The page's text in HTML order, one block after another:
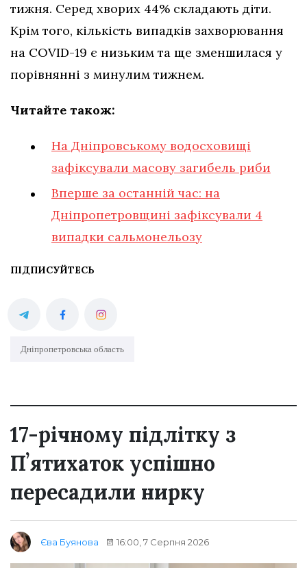
тижня. Серед хворих 44% складають діти.
Крім того, кількість випадків захворювання
на COVID-19 є низьким та ще зменшилася у
порівнянні з минулим тижнем.
Читайте також:
На Дніпровському водосховищі
зафіксували масову загибель риби
Вперше за останній час: на
Дніпропетровщині зафіксували 4
випадки сальмонельозу
ПІДПИСУЙТЕСЬ
Дніпропетровська область
17-річному підлітку з
Пʼятихаток успішно
пересадили нирку
Єва Буянова 16:00, 7 Серпня 2026